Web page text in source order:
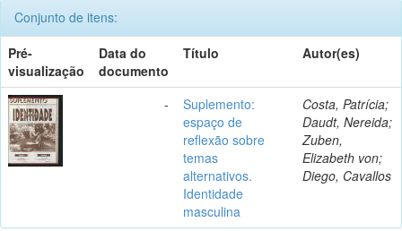
Conjunto de itens:
Pré-
visualização
Data do
documento
Título Autor(es)
-
Suplemento:
espaço de
reflexão sobre
temas
alternativos.
Identidade
masculina
Costa, Patrícia;
Daudt, Nereida;
Zuben,
Elizabeth von;
Diego, Cavallos